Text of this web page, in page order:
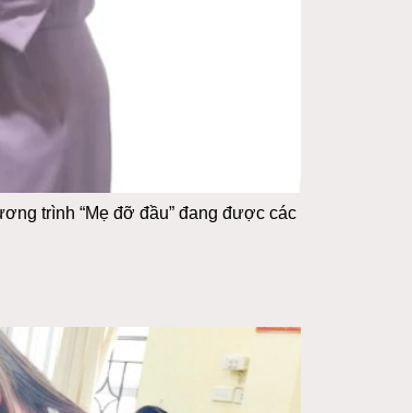
trình “Mẹ đỡ đầu” đang được các